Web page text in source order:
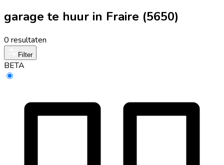
garage te huur in Fraire (5650)
0 resultaten
Filter
BETA